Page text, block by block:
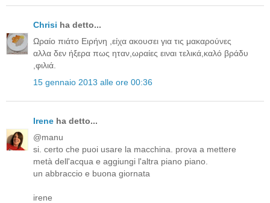
Chrisi ha detto...
Ωραίο πιάτο Ειρήνη ,είχα ακουσει για τις μακαρούνες
αλλα δεν ήξερα πως ηταν,ωραίες ειναι τελικά,καλό βράδυ
,φιλιά.
15 gennaio 2013 alle ore 00:36
Irene ha detto...
@manu
si. certo che puoi usare la macchina. prova a mettere
metà dell'acqua e aggiungi l'altra piano piano.
un abbraccio e buona giornata
irene